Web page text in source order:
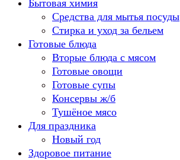
Бытовая химия
Средства для мытья посуды
Стирка и уход за бельем
Готовые блюда
Вторые блюда с мясом
Готовые овощи
Готовые супы
Консервы ж/б
Тушёное мясо
Для праздника
Новый год
Здоровое питание